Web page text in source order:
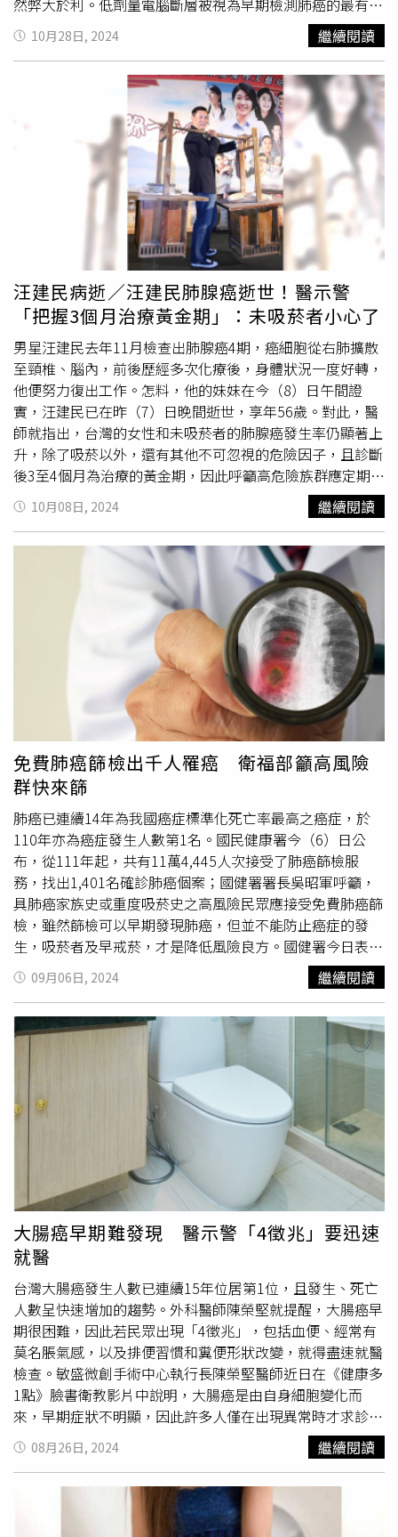
然弊大於利。低劑量電腦斷層被視為早期檢測肺癌的最有效
方式，國健署也針對肺癌高風險族群提供免費低劑量電腦斷
層篩檢，只要是具肺癌家族史50至74歲男性或45至74歲女
性，且父母、子女或兄弟姊妹經診斷為肺癌之民眾，或是年
齡介於50至74歲吸菸史達30包-年以上，有意願戒菸或戒菸
15年內之重度吸菸民眾，可至國民健康署審核通過的肺癌篩
檢醫院接受
2年1次免費的LDCT篩檢。若想自費篩檢，價格
大約5000元左右，並不便宜，但近年來自費篩檢人數持續
增加。「並非所有人都需要做LDCT檢查！」方昱宏說，
LDCT已被證實能夠有效發現早期肺癌病變，特別對於重度
吸菸者能降低約20%的肺癌死亡率。然而，篩檢並非沒有風
險，若不屬於高風險族群，可能會引發過度診斷及過度治療
問題。方昱宏說，LDCT檢查目前的篩檢率不到5%，也就是
100個人中僅找出1~4人肺結節有惡性腫瘤，實證醫學的數
據無法證明篩檢對所有人都有好處。「何況LDCT檢查的偽
陽性很高，很多人檢查後發現有肺結節，首先結節不一定是
癌症，大部分的結節屬於良性，可能是良性腫瘤、感染後的
疤痕或纖維化，但民眾得知後大多會心情相當沉重。」嘉義
長庚胸腔腫瘤科主任方昱宏認為，並非所有人都適合做
LDCT檢查，建議有相關風險再進一步考慮。（圖／長庚提
供）方昱宏說，為了知道結節到底是否為惡性腫瘤，就必須
切片或進一步做正子攝影。「有些民眾可能有服用某些藥物
或身體條件不好，切片手術可能會有一定的風險；而正子攝
影雖可進一步看清楚，卻有更強的輻射。」更何況許多肺結
節非常小，甚至只有0.4公分，按照常理來看根本無需切
片。「但許多民眾已經自費做LDCT檢查了，發現有結節一
定會堅持除掉，這麼執著的例子不少，也看得出民眾對肺癌
的恐懼。」方昱宏說，其實醫界對於LDCT檢查的態度也分
兩派，反對一方不贊同過度診斷、過度治療，但反對方也承
認LDCT檢查是目前唯一可早期篩檢肺癌的方法。「所以我
反對普篩、但也反對甚麼都不做！」方昱宏認為高危險族群
應在醫師的專業建議下，定期篩檢和追蹤；若篩檢發現有肺
結節，對於不同大小和型態的結節，醫師會依據病史及影像
特徵制定適當的追蹤和處置計畫，回歸理性判斷，才能真正
對症下藥。亞東醫院放射腫瘤科主任熊佩韋表示，副總統陳
建仁、柯文哲太太陳佩琪醫師都因LDCT檢查，而找到小於1
公分且無症狀的早期肺癌，進而手術切除痊癒。不過，熊佩
韋也認為LDCT的確有偽陽性高、過度診斷等疑慮，非危險
族群無醫學證據應做篩檢。至於輻射量，若屬於高風險族群
仍然是利大於弊。另外，熊佩韋建議LDCT檢查宜在篩檢經
驗豐富、且有多專科肺癌診治的醫療機構進行，較能精準判
斷篩檢結果。
10月28日, 2024 繼續閱讀
汪建民病逝／汪建民肺腺癌逝世！醫示警
「把握3個月治療黃金期」：未吸菸者小心了
男星汪建民去年11月檢查出肺腺癌4期，癌細胞從右肺擴散
至頸椎、腦內，前後歷經多次化療後，身體狀況一度好轉，
他便努力復出工作。怎料，他的妹妹在今（8）日午間證
實，汪建民已在昨（7）日晚間逝世，享年56歲。對此，醫
師就指出，台灣的女性和未吸菸者的肺腺癌發生率仍顯著上
升，除了吸菸以外，還有其他不可忽視的危險因子，且診斷
後3至4個月為治療的黃金期，因此呼籲高危險族群應定期進
行低劑量電腦斷層掃描（LDCT）篩檢。據國健署2023年公
告最新十大癌症排名，依序為肺癌、大腸癌、女性乳癌、肝
癌、口腔癌（含口咽、下咽）、攝護腺癌、甲狀腺癌、胃
癌、皮膚癌、胰臟癌，不論台灣和世界，肺部惡性腫瘤都比
其它的惡性腫瘤更容易造成病人死亡。高雄長庚胸腔內科醫
師王金洲醫師表示，台灣的肺癌在流行病學上有些特徵與西
方國家不同，像是女性肺癌發生率特別高，西方國家男性肺
癌的死亡率為女性的7至8倍，台灣僅1.8倍，值得注意的
是，歐美國家肺癌患者中，有85%是吸菸者，在台灣則不及
50%。王金洲接著說到，肺癌病變初期毫無症狀，腫瘤體積
太小也難以發現，要大到可以被看出來，可能要花費10年以
上時間。因此就算早或晚幾周、幾個月，可能並不會影響整
個疾病的癒後，但仍建議患者要把握診斷後3至4個月左右的
黃金治療期。台灣胸腔暨重症加護醫學會理事長陳育民說
明，肺癌可分為小細胞肺癌和非小細胞肺癌等，台灣以非小
細胞肺癌為主，佔近9成；非小細胞肺癌又有肺腺癌、鱗狀
細胞癌及大細胞肺癌等，其中肺腺癌約佔8成，台灣的肺癌
患者超過6成都是肺腺癌，以女性居多。陳育民解釋，肺腺
癌本來就是很容易產生腦轉移的癌症之1，具EGFR突變的患
者又有更高的比例有腦轉移，依據文獻，約有20至30%的
患者在初診斷便有腦轉移現象；更有50至60%的患者在疾
病治療過程癌細胞也會擴散至腦部，導致預後不佳。 陳育
民補充，如今的肺腺癌已走向採用精準治療，不同的驅動基
因突變有不同的標靶藥物，患者進行次世代基因定序，找出
哪個基因突變，再選擇適合的標靶藥物，可以延長生命。他
說，晚期或復發的肺腺癌患者，可先進行基因檢測，有驅動
基因突變時，可以使用標靶藥物治療；如果沒有驅動基因突
變，可以檢測癌細胞的PD-L1，表現量高可以進行免疫治
療，表現量低則採取化療或是合併免疫治療等。衛福部過去
曾於官網衛教，雖然吸菸率有逐漸下降的趨勢，肺癌發生率
仍逐年升高，尤其罹患肺腺癌的女性有9成是不吸菸的。因
此，除了避免吸菸與二手菸害外，同時要減少廚房油煙、遠
離空氣污染或廢氣多的地方。成大醫院胸腔內科教授兼主治
醫師林建中也提醒，若出現胸悶、胸痛或咳嗽不止等症狀
時，很有可能是潛在的肺癌患者；而LDCT便是早期發現肺
癌的有力篩檢工具，能有效降低重度吸菸者20%肺癌死亡
率。據了解，目前國健署已針對具肺癌家族史和重度吸菸史
族群，提供2年1次之免費LDCT篩檢。
10月08日, 2024 繼續閱讀
免費肺癌篩檢出千人罹癌 衛福部籲高風險
群快來篩
肺癌已連續14年為我國癌症標準化死亡率最高之癌症，於
110年亦為癌症發生人數第1名。國民健康署今（6）日公
布，從111年起，共有11萬4,445人次接受了肺癌篩檢服
務，找出1,401名確診肺癌個案；國健署署長吳昭軍呼籲，
具肺癌家族史或重度吸菸史之高風險民眾應接受免費肺癌篩
檢，雖然篩檢可以早期發現肺癌，但並不能防止癌症的發
生，吸菸者及早戒菸，才是降低風險良方。國健署今日表
示，肺癌已連續14年為我國癌症標準化死亡率最高之癌症，
於110年亦為癌症發生人數第1名。但只要早期發現，5年存
活率可達9成，為遠離肺癌之威脅，國民健康署署長吳昭軍
呼籲，具肺癌家族史或重度吸菸史之高風險民眾應接受免費
肺癌篩檢。但除了肺癌篩檢定期作，搭配戒菸更為保險。肺
癌之所以難防治，主因是早期肺癌通常沒有明顯徵狀，很多
人是在出現明顯症狀後才就醫，診斷時多為晚期，因此國民
健康署自111年7月起推動高風險族群胸部低劑量電腦斷層
掃描（LDCT）肺癌篩檢，所補助的對象包含：1.具肺癌家
族史者：50至74歲男性或45至74歲女性，其父母、子女或
兄弟姊妹經診斷為肺癌。每2年1次
。2.重度吸菸者：50至
74歲且吸菸史達30包-年（備註）以上，仍在吸菸或戒菸未
達15年之重度吸菸者。每
2年1次 。為順利安排肺癌篩檢，
國民健康署提醒，先打電話到醫院確認篩檢的資格和流程，
若有吸菸情形，也請務必於篩檢前接受本署特約機構提供的
戒菸服務才能進行檢查。國民健康署呼籲，雖然篩檢可以早
期發現肺癌，但並不能防止癌症的發生，吸菸者及早戒菸，
才是降低風險良方。篩檢異常怎麼辦，國健署說明，從111
年7月1日至113年6月30日，共有11萬4,445人次接受了肺癌
篩檢服務，找出1,401名確診肺癌個案，其中早期（0及1
期）個案占了83.2％（1,165人），證實肺癌篩檢有助於早
期發現，而根據統計，肺癌1期的5年存活率近9成，若肺癌
進展到第4期，則存活率僅剩1成。然而，篩檢只是發現病灶
的工具，吳昭軍呼籲，篩檢後若結果顯示異常，務必要遵循
醫囑進行追蹤或確診，每2年定期篩檢，可以達到「早期發
現，早期治療」，避免病情延誤。為降低肺癌的威脅，請提
醒身邊符合篩檢條件的親友，儘快接受篩檢服務。凡是符合
09月06日, 2024 繼續閱讀
大腸癌早期難發現 醫示警「4徵兆」要迅速
就醫
台灣大腸癌發生人數已連續15年位居第1位，且發生、死亡
人數呈快速增加的趨勢。外科醫師陳榮堅就提醒，大腸癌早
期很困難，因此若民眾出現「4徵兆」，包括血便、經常有
莫名脹氣感，以及排便習慣和糞便形狀改變，就得盡速就醫
檢查。敏盛微創手術中心執行長陳榮堅醫師近日在《健康多
1點》臉書衛教影片中說明，大腸癌是由自身細胞變化而
來，早期症狀不明顯，因此許多人僅在出現異常時才求診。
陳榮堅指出，最常見的大腸癌徵兆是血便，若頻率過高，2
到3天就血便，且持續一個月以上，應立刻就醫檢查；第二
個徵兆是經常感到無緣無故的脹氣，這也可能是大腸異常的
信號；第三個徵兆則是排便習慣改變，像是如間隔時間變
長、有腹脹情況；第四個徵兆是糞便形狀變細，這些都可能
08月26日, 2024 繼續閱讀